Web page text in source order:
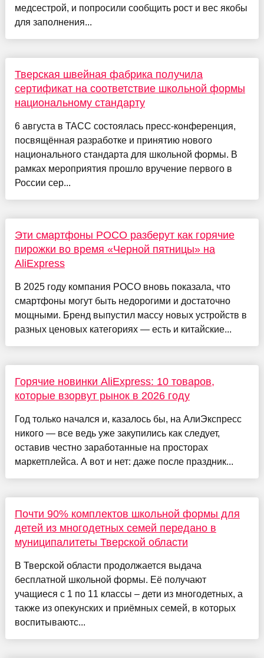
медсестрой, и попросили сообщить рост и вес якобы
для заполнения...
Тверская швейная фабрика получила
сертификат на соответствие школьной формы
национальному стандарту
6 августа в ТАСС состоялась пресс-конференция,
посвящённая разработке и принятию нового
национального стандарта для школьной формы. В
рамках мероприятия прошло вручение первого в
России сер...
Эти смартфоны POCO разберут как горячие
пирожки во время «Черной пятницы» на
AliExpress
В 2025 году компания POCO вновь показала, что
смартфоны могут быть недорогими и достаточно
мощными. Бренд выпустил массу новых устройств в
разных ценовых категориях — есть и китайские...
Горячие новинки AliExpress: 10 товаров,
которые взорвут рынок в 2026 году
Год только начался и, казалось бы, на АлиЭкспресс
никого — все ведь уже закупились как следует,
оставив честно заработанные на просторах
маркетплейса. А вот и нет: даже после праздник...
Почти 90% комплектов школьной формы для
детей из многодетных семей передано в
муниципалитеты Тверской области
В Тверской области продолжается выдача
бесплатной школьной формы. Её получают
учащиеся с 1 по 11 классы – дети из многодетных, а
также из опекунских и приёмных семей, в которых
воспитываютс...